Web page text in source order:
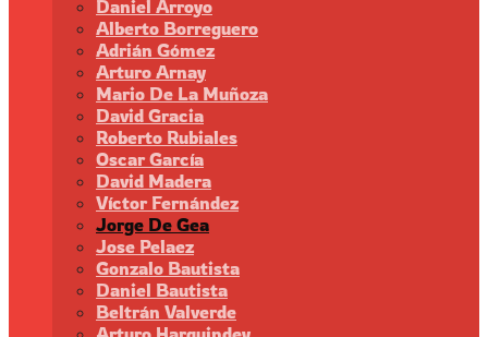
Daniel Arroyo
Alberto Borreguero
Adrián Gómez
Arturo Arnay
Mario De La Muñoza
David Gracia
Roberto Rubiales
Oscar García
David Madera
Víctor Fernández
Jorge De Gea
Jose Pelaez
Gonzalo Bautista
Daniel Bautista
Beltrán Valverde